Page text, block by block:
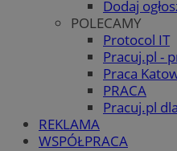
Dodaj
POLECAMY
Protocol IT
Pracuj.pl -
Praca
PRACA
Pracuj.pl
REKLAMA
WSPÓŁPRACA